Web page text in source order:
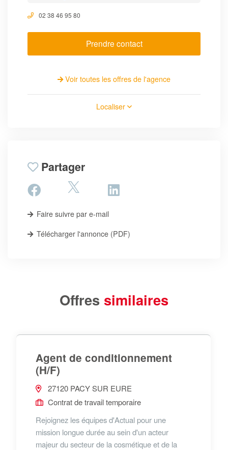
02 38 46 95 80
Prendre contact
Voir toutes les offres de l'agence
Localiser
Partager
Faire suivre par e-mail
Télécharger l'annonce (PDF)
Offres similaires
Agent de conditionnement
(H/F)
27120 PACY SUR EURE
Contrat de travail temporaire
Rejoignez les équipes d'Actual pour une
mission longue durée au sein d'un acteur
majeur du secteur de la cosmétique et de la